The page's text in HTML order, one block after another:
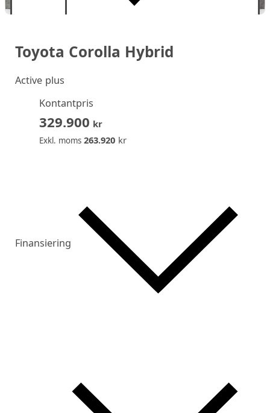
Toyota Corolla Hybrid
Active plus
Kontantpris
329.900 kr
Exkl. moms 263.920kr
Finansiering